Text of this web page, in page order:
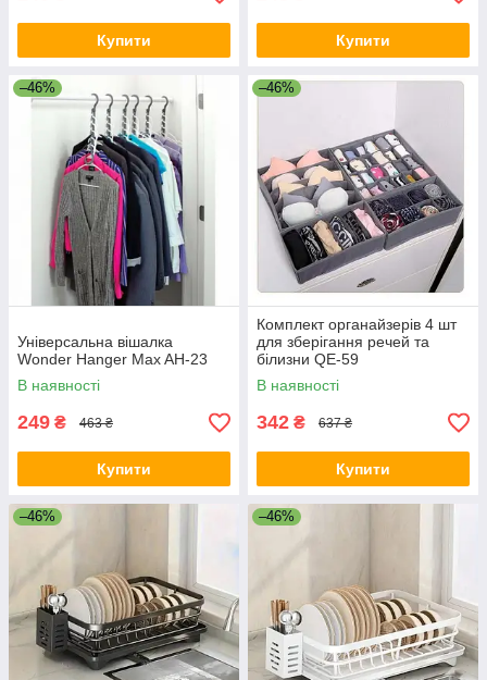
Купити Купити
–46%
Універсальна вішалка
Wonder Hanger Max AH-23
В наявності
249 ₴ 463 ₴
Купити
–46%
Комплект органайзерів 4 шт
для зберігання речей та
білизни QE-59
В наявності
342 ₴ 637 ₴
Купити
–46% –46%